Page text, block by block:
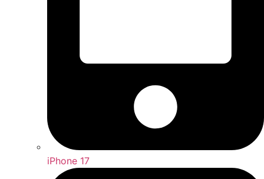
iPhone 17